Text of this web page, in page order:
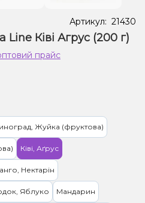
Артикул: 21430
Ківі Агрус (200 г)
прайс
Жуйка (фруктова)
Ківі, Аґрус
Нектарін
Яблуко Мандарин